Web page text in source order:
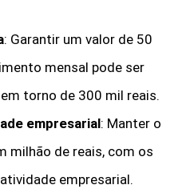
: Garantir um valor de 50
mensal pode ser
torno de 300 mil reais.
empresarial: Manter o
milhão de reais, com os
empresarial.